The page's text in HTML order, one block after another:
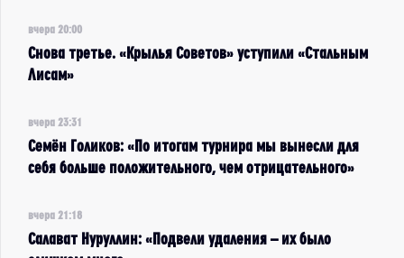
вчера 20:00
Снова третье. «Крылья Советов» уступили «Стальным
Лисам»
вчера 23:31
Семён Голиков: «По итогам турнира мы вынесли для
себя больше положительного, чем отрицательного»
вчера 21:18
Салават Нуруллин: «Подвели удаления – их было